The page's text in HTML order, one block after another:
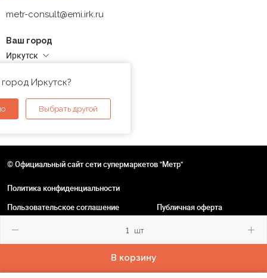
шт
В корзину
metr-consult@emi.irk.ru
Ваш город
Иркутск
Иркутск?
Выбрать другой
© Официальный сайт сети супермаркетов "Метр"
Политика конфиденциальности
Пользовательское соглашение
Публичная оферта